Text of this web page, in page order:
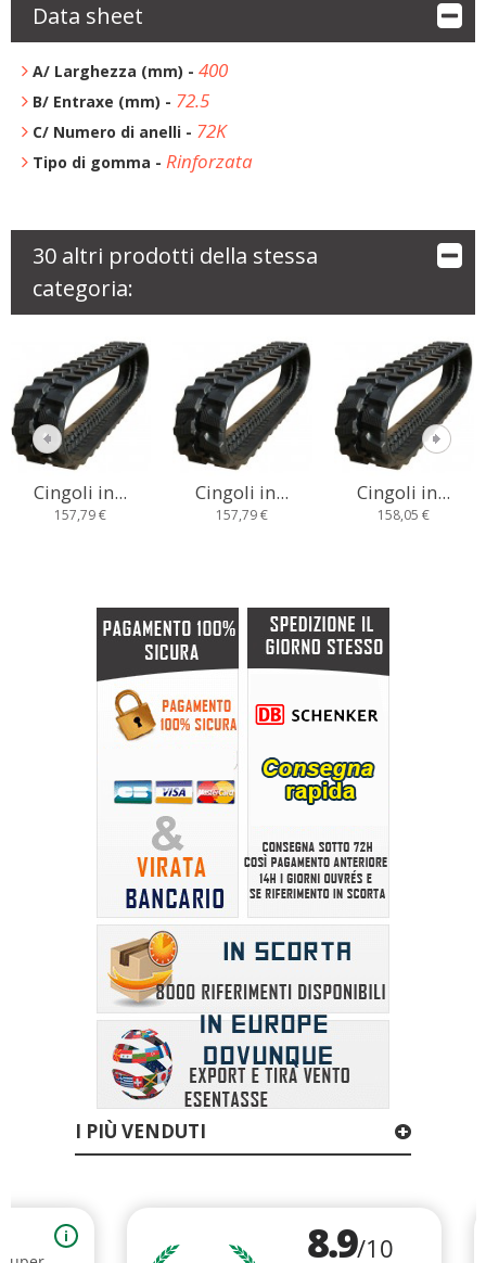
Data sheet
A/ Larghezza (mm) - 400
B/ Entraxe (mm) - 72.5
C/ Numero di anelli - 72K
Tipo di gomma - Rinforzata
30 altri prodotti della stessa
categoria:
Cingoli in...
157,79 €
Cingoli in...
157,79 €
Cingoli in...
158,05 €
I PIÙ VENDUTI